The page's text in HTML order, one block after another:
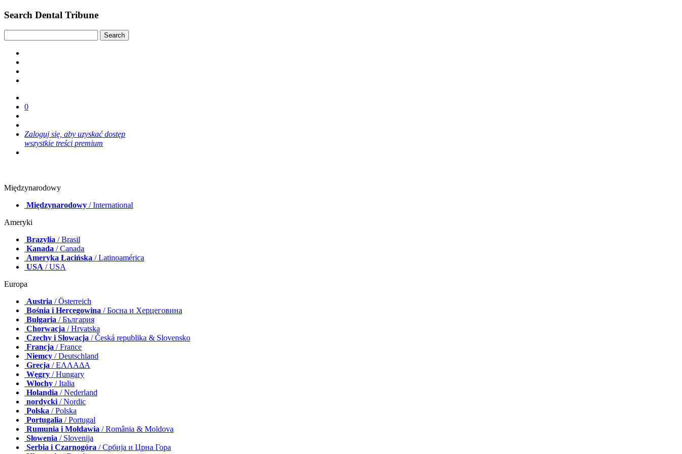
Search Dental Tribune
0
Zaloguj się, aby uzyskać dostęp
wszystkie treści premium
Międzynarodowy
Międzynarodowy / International
Ameryki
Brazylia / Brasil
Kanada / Canada
Ameryka Łacińska / Latinoamérica
USA / USA
Europa
Austria / Österreich
Bośnia i Hercegowina / Босна и Херцеговина
Bułgaria / България
Chorwacja / Hrvatska
Czechy i Słowacja / Česká republika & Slovensko
Francja / France
Niemcy / Deutschland
Grecja / ΕΛΛΑΔΑ
Węgry / Hungary
Włochy / Italia
Holandia / Nederland
nordycki/ Nordic
Polska / Polska
Portugalia / Portugal
Rumunia i Mołdawia / România & Moldova
Słowenia / Slovenija
Serbia i Czarnogóra / Србија и Црна Гора